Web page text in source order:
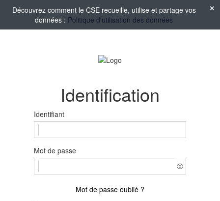
Découvrez comment le CSE recueille, utilise et partage vos
données : Politique d'utilisation des données
Identification
Identifiant
Mot de passe
Mot de passe oublié ?